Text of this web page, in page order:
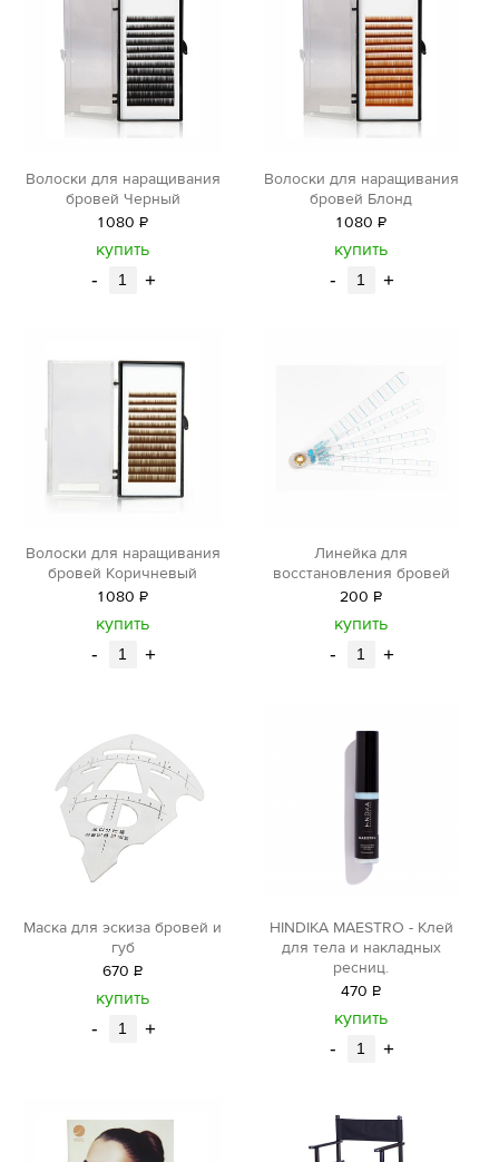
Волоски для наращивания
бровей Черный
1080 Р
уб.
купить
- +
Волоски для наращивания
бровей Блонд
1080 Р
уб.
купить
- +
Волоски для наращивания
бровей Коричневый
1080 Р
уб.
купить
- +
Линейка для
восстановления бровей
200 Р
уб.
купить
- +
Маска для эскиза бровей и
губ
670 Р
уб.
купить
- +
HINDIKA MAESTRO - Клей
для тела и накладных
ресниц.
470 Р
уб.
купить
- +